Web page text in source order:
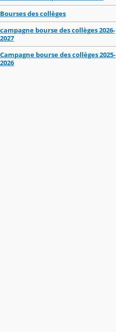
Bourses des collèges
campagne bourse des collèges 2026-
2027
Campagne bourse des collèges 2025-
2026